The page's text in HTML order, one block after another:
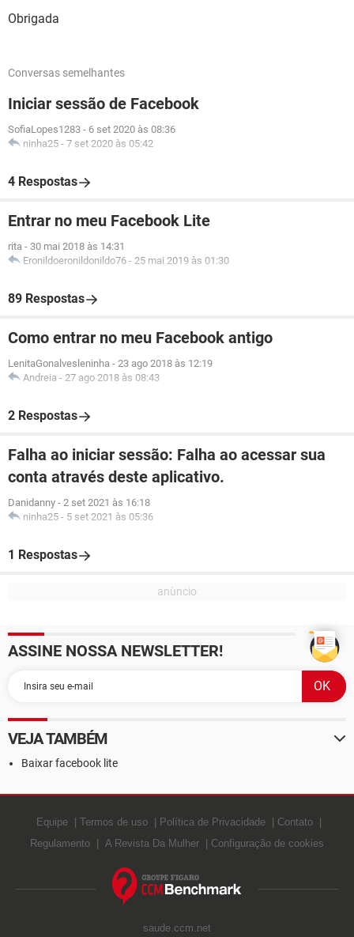
Obrigada
Conversas semelhantes
Iniciar sessão de Facebook
SofiaLopes1283 - 6 set 2020 às 08:36
ninha25 - 7 set 2020 às 05:42
4 Respostas
Entrar no meu Facebook Lite
rita - 30 mai 2018 às 14:31
Eronildoeronildonildo76 - 25 mai 2019 às 01:30
89 Respostas
Como entrar no meu Facebook antigo
LenitaGonalvesleninha - 23 ago 2018 às 12:19
Andreia - 27 ago 2018 às 08:43
2 Respostas
Falha ao iniciar sessão: Falha ao acessar sua
conta através deste aplicativo.
Danidanny - 2 set 2021 às 16:18
ninha25 - 5 set 2021 às 05:36
1 Respostas
ASSINE NOSSA NEWSLETTER!
VEJA TAMBÉM
Baixar facebook lite
Equipe Termos de uso Política de Privacidade
Contato
Regulamento
A Revista Da Mulher Configuração de cookies
saude.ccm.net